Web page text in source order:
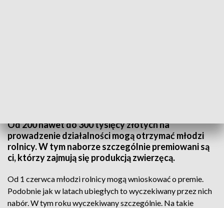
Od 200 nawet do 300 tysięcy złotych na
prowadzenie działalności mogą otrzymać młodzi
rolnicy. W tym naborze szczególnie premiowani są
ci, którzy zajmują się produkcją zwierzęcą.
Od 1 czerwca młodzi rolnicy mogą wnioskować o premie.
Podobnie jak w latach ubiegłych to wyczekiwany przez nich
nabór. W tym roku wyczekiwany szczególnie. Na takie